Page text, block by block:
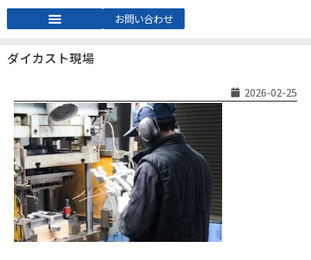
お問い合わせ
ダイカスト現場
2026-02-25